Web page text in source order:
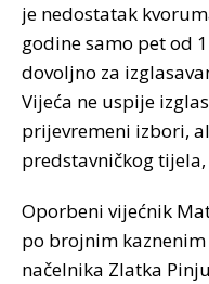
je nedostatak
godine samo pet od
dovoljno za
Vijeća ne uspije
prijevremeni izbori,
predstavničkog
Oporbeni vijećnik
po brojnim
načelnika Zlatka